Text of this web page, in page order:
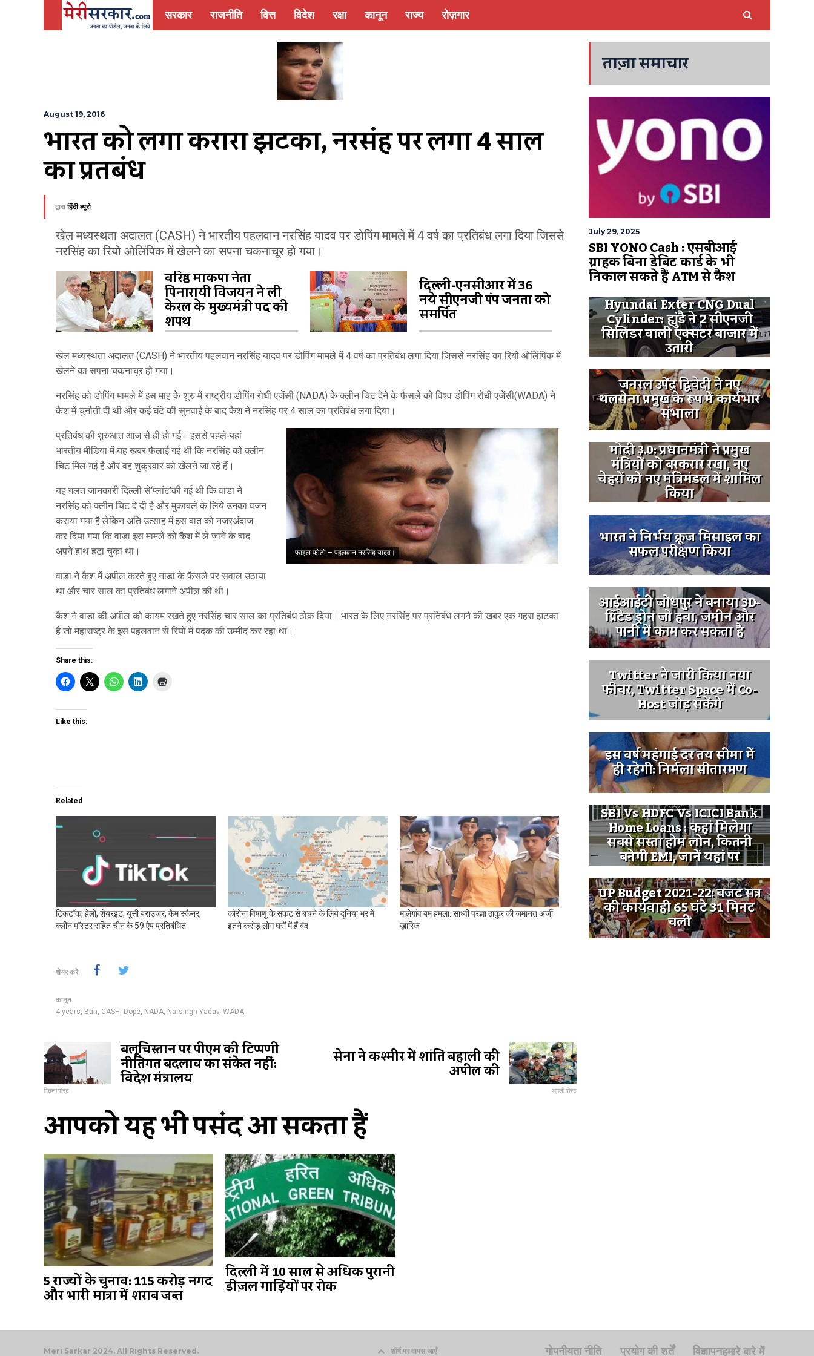
सरकार राजनीति वित्त विदेश रक्षा कानून राज्य रोज़गार
August 19, 2016
भारत को लगा करारा झटका, नरसिंह पर लगा 4 साल
का प्रतिबंध
द्वाराहिंदी ब्यूरो
खेल मध्यस्थता अदालत (CASH) ने भारतीय पहलवान नरसिंह यादव पर डोपिंग मामले में 4 वर्ष का प्रतिबंध लगा दिया जिससे
नरसिंह का रियो ओलिंपिक में खेलने का सपना चकनाचूर हो गया।
वरिष्ठ माकपा नेता
पिनारायी विजयन ने ली
केरल के मुख्यमंत्री पद की
शपथ
दिल्ली-एनसीआर में 36
नये सीएनजी पंप जनता को
समर्पित
खेल मध्यस्थता अदालत (CASH) ने भारतीय पहलवान नरसिंह यादव पर डोपिंग मामले में 4 वर्ष का प्रतिबंध लगा दिया जिससे नरसिंह का रियो ओलिंपिक में
खेलने का सपना चकनाचूर हो गया।
नरसिंह को डोपिंग मामले में इस माह के शुरु में राष्ट्रीय डोपिंग रोधी एजेंसी (NADA) के क्लीन चिट देने के फैसले को विश्व डोपिंग रोधी एजेंसी(WADA) ने
कैश में चुनौती दी थी और कई घंटे की सुनवाई के बाद कैश ने नरसिंह पर 4 साल का प्रतिबंध लगा दिया।
फाइल फोटो – पहलवान नरसिंह यादव।
प्रतिबंध की शुरुआत आज से ही हो गई। इससे पहले यहां
भारतीय मीडिया में यह खबर फैलाई गई थी कि नरसिंह को क्लीन
चिट मिल गई है और वह शुक्रवार को खेलने जा रहे हैं।
यह गलत जानकारी दिल्ली से‘प्लांट’की गई थी कि वाडा ने
नरसिंह को क्लीन चिट दे दी है और मुकाबले के लिये उनका वजन
कराया गया है लेकिन अति उत्साह में इस बात को नजरअंदाज
कर दिया गया कि वाडा इस मामले को कैश में ले जाने के बाद
अपने हाथ हटा चुका था।
वाडा ने कैश में अपील करते हुए नाडा के फैसले पर सवाल उठाया
था और चार साल का प्रतिबंध लगाने अपील की थी।
कैश ने वाडा की अपील को कायम रखते हुए नरसिंह चार साल का प्रतिबंध ठोक दिया। भारत के लिए नरसिंह पर प्रतिबंध लगने की खबर एक गहरा झटका
है जो महाराष्ट्र के इस पहलवान से रियो में पदक की उम्मीद कर रहा था।
Share this:
Like this:
Related
टिकटॉक, हेलो, शेयरइट, यूसी ब्राउजर, कैम स्कैनर,
क्लीन मॉस्टर सहित चीन के 59 ऐप प्रतिबंधित
कोरोना विषाणु के संकट से बचने के लिये दुनिया भर में
इतने करोड़ लोग घरों में हैं बंद
मालेगांव बम हमला: साध्वी प्रज्ञा ठाकुर की जमानत अर्जी
ख़ारिज
शेयर करे
कानून
4 years Ban CASH Dope NADA Narsingh Yadav, WADA
बलूचिस्तान पर पीएम की टिप्पणी
नीतिगत बदलाव का संकेत नहीं:
विदेश मंत्रालय
पिछला पोस्ट
सेना ने कश्मीर में शांति बहाली की
अपील की
अगली पोस्ट
आपको यह भी पसंद आ सकता हैं
5 राज्यों के चुनाव: 115 करोड़ नगद
और भारी मात्रा में शराब जब्त
दिल्ली में 10 साल से अधिक पुरानी
डीज़ल गाड़ियों पर रोक
ताज़ा समाचार
July 29, 2025
SBI YONO Cash : एसबीआई
ग्राहक बिना डेबिट कार्ड के भी
निकाल सकते हैं ATM से कैश
Hyundai Exter CNG Dual
Cylinder: ह्युंडै ने 2 सीएनजी
सिलिंडर वाली एक्सटर बाजार में
उतारी
जनरल उपेंद्र द्विवेदी ने नए
थलसेना प्रमुख के रूप में कार्यभार
संभाला
मोदी ३.0: प्रधानमंत्री ने प्रमुख
मंत्रियों को बरकरार रखा, नए
चेहरों को नए मंत्रिमंडल में शामिल
किया
भारत ने निर्भय क्रूज मिसाइल का
सफल परीक्षण किया
आईआईटी जोधपुर ने बनाया 3D-
प्रिंटेड ड्रोन जो हवा, जमीन और
पानी में काम कर सकता है
Twitter ने जारी किया नया
फीचर, Twitter Space में Co-
Host जोड़ सकेंगे
इस वर्ष महंगाई दर तय सीमा में
ही रहेगी: निर्मला सीतारमण
SBI Vs HDFC Vs ICICI Bank
Home Loans : कहां मिलेगा
सबसे सस्ता होम लोन, कितनी
बनेगी EMI, जानें यहां पर
UP Budget 2021-22: बजट सत्र
की कार्यवाही 65 घंटे 31 मिनट
चली
Meri Sarkar 2024. All Rights Reserved. शीर्ष पर वापस जाएँ गोपनीयता नीति प्रयोग की शर्तें विज्ञापनहमारे बारे में